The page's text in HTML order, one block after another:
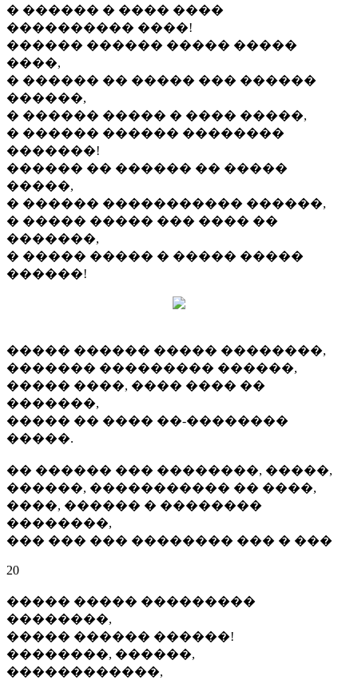
� ������ � ���� ����
���������� ����!
������ ������ ����� �����
����,
� ������ �� ����� ��� ������
������,
� ������ ����� � ���� �����,
� ������ ������ ��������
�������!
������ �� ������ �� �����
�����,
� ������ ����������� ������,
� ����� ����� ��� ���� ��
�������,
� ����� ����� � ����� �����
������!
����� ������ ����� ��������,
������� ��������� ������,
����� ����, ���� ���� ��
�������,
����� �� ���� ��-��������
�����.
�� ������ ��� ��������, �����,
������, ����������� �� ����,
����, ������ � ��������
��������,
��� ��� ��� �������� ��� � ���
20
����� ����� ���������
��������,
����� ������ ������!
��������, ������,
������������,